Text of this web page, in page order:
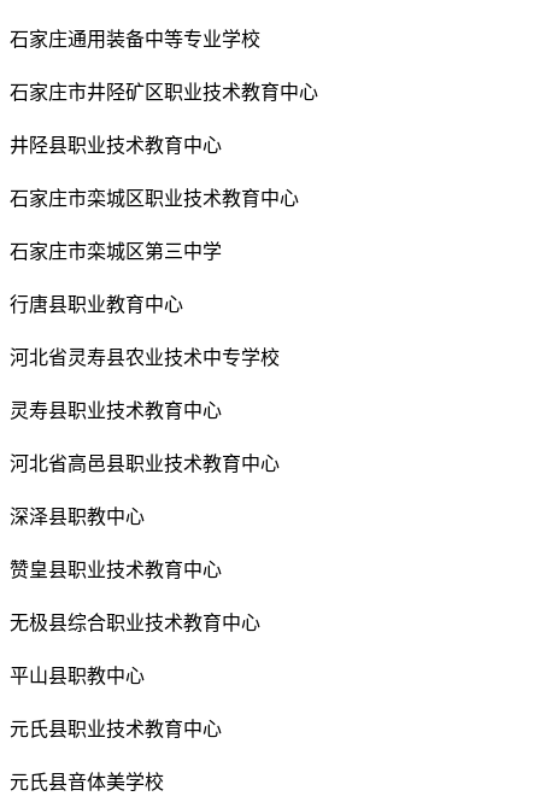
石家庄通用装备中等专业学校
石家庄市井陉矿区职业技术教育中心
井陉县职业技术教育中心
石家庄市栾城区职业技术教育中心
石家庄市栾城区第三中学
行唐县职业教育中心
河北省灵寿县农业技术中专学校
灵寿县职业技术教育中心
河北省高邑县职业技术教育中心
深泽县职教中心
赞皇县职业技术教育中心
无极县综合职业技术教育中心
平山县职教中心
元氏县职业技术教育中心
元氏县音体美学校